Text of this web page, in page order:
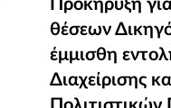
Προκήρυξη
θέσεων
έμμισθη
Διαχείρισης
Προκήρυξη
θέσεων
έμμισθη
Διαχείρισης